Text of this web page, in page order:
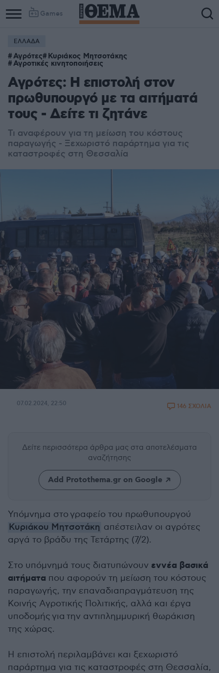
Games
ΕΛΛΑΔΑ
Αγρότες Κυριάκος Μητσοτάκης
Αγροτικές κινητοποιήσεις
Αγρότες: Η επιστολή στον
πρωθυπουργό με τα αιτήματά
τους - Δείτε τι ζητάνε
Τι αναφέρουν για τη μείωση του κόστους
παραγωγής - Ξεχωριστό παράρτημα για τις
καταστροφές στη Θεσσαλία
07.02.2024, 22:50 146 ΣΧΟΛΙΑ
Δείτε περισσότερα άρθρα μας στα αποτελέσματα
αναζήτησης
Add Protothema.gr on Google
Υπόμνημα στο γραφείο του πρωθυπουργού
Κυριάκου Μητσοτάκη απέστειλαν οι αγρότες
αργά το βράδυ της Τετάρτης (7/2).
Στο υπόμνημά τους διατυπώνουν εννέα βασικά
αιτήματα που αφορούν τη μείωση του κόστους
παραγωγής, την επαναδιαπραγμάτευση της
Κοινής Αγροτικής Πολιτικής, αλλά και έργα
υποδομής για την αντιπλημμυρική θωράκιση
της χώρας.
Η επιστολή περιλαμβάνει και ξεχωριστό
παράρτημα για τις καταστροφές στη Θεσσαλία,